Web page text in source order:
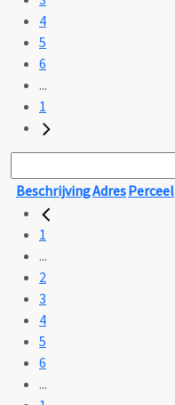
4
5
6
...
1
BeschrijvingAdresPerceel
1
...
2
3
4
5
6
...